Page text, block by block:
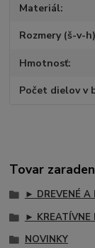
Materiál
Rozmery (š-v-h)
Hmotnosť
Počet dielov v
Tovar
► DREVENÉ A
► KREATÍVNE
NOVINKY